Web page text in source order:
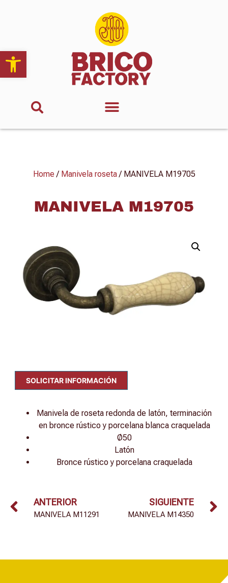
Abrir barra de herramientas
Home/ Manivela roseta/ MANIVELA M19705
MANIVELA M19705
SOLICITAR INFORMACIÓN
Manivela de roseta redonda de latón, terminación
en bronce rústico y porcelana blanca craquelada
Ø50
Latón
Bronce rústico y porcelana craquelada
ANTERIOR
MANIVELA M11291
SIGUIENTE
MANIVELA M14350